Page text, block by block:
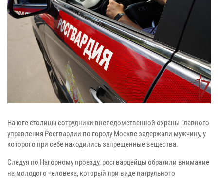
На юге столицы сотрудники вневедомственной охраны Главного
управления Росгвардии по городу Москве задержали мужчину, у
которого при себе находились запрещенные вещества.
Следуя по Нагорному проезду, росгвардейцы обратили внимание
на молодого человека, который при виде патрульного